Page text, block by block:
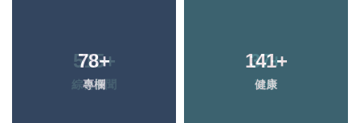
78+
專欄
141+
健康